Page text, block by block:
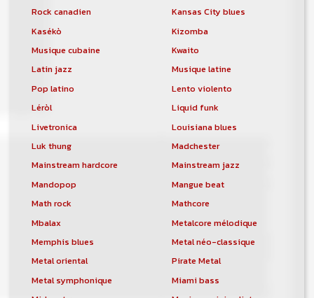
Rock canadien
Kansas City blues
Kasékò
Kizomba
Musique cubaine
Kwaito
Latin jazz
Musique latine
Pop latino
Lento violento
Léròl
Liquid funk
Livetronica
Louisiana blues
Luk thung
Madchester
Mainstream hardcore
Mainstream jazz
Mandopop
Mangue beat
Math rock
Mathcore
Mbalax
Metalcore mélodique
Memphis blues
Metal néo-classique
Metal oriental
Pirate Metal
Metal symphonique
Miami bass